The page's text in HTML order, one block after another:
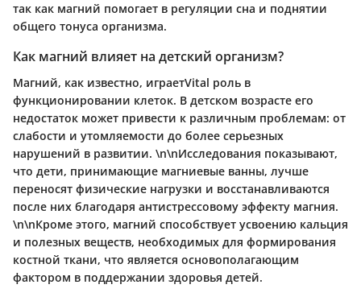
так как магний помогает в регуляции сна и поднятии
общего тонуса организма.
Как магний влияет на детский организм?
Магний, как известно, играетVital роль в
функционировании клеток. В детском возрасте его
недостаток может привести к различным проблемам: от
слабости и утомляемости до более серьезных
нарушений в развитии. \n\nИсследования показывают,
что дети, принимающие магниевые ванны, лучше
переносят физические нагрузки и восстанавливаются
после них благодаря антистрессовому эффекту магния.
\n\nКроме этого, магний способствует усвоению кальция
и полезных веществ, необходимых для формирования
костной ткани, что является основополагающим
фактором в поддержании здоровья детей.